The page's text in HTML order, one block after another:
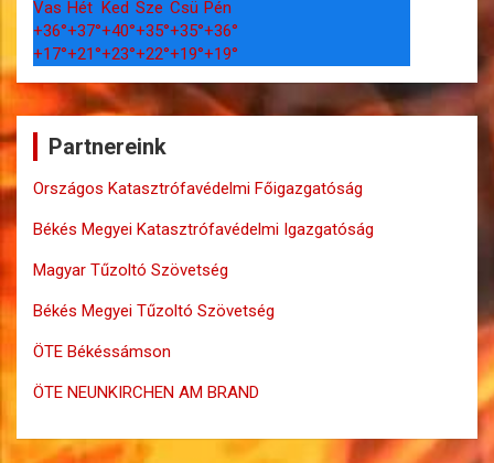
Vas Hét Ked Sze Csü Pén
+36°+37°+40°+35°+35°+36°
+17°+21°+23°+22°+19°+19°
Partnereink
Országos Katasztrófavédelmi Főigazgatóság
Békés Megyei Katasztrófavédelmi Igazgatóság
Magyar Tűzoltó Szövetség
Békés Megyei Tűzoltó Szövetség
ÖTE Békéssámson
ÖTE NEUNKIRCHEN AM BRAND